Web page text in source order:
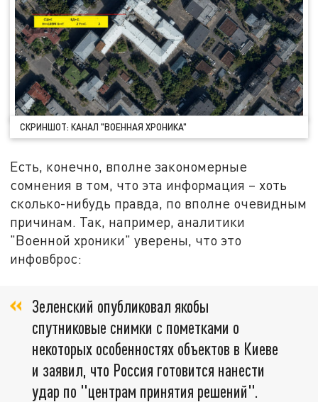
СКРИНШОТ: КАНАЛ "ВОЕННАЯ ХРОНИКА"
Есть, конечно, вполне закономерные
сомнения в том, что эта информация – хоть
сколько-нибудь правда, по вполне очевидным
причинам. Так, например, аналитики
"Военной хроники" уверены, что это
инфовброс:
Зеленский опубликовал якобы
спутниковые снимки с пометками о
некоторых особенностях объектов в Киеве
и заявил, что Россия готовится нанести
удар по "центрам принятия решений".